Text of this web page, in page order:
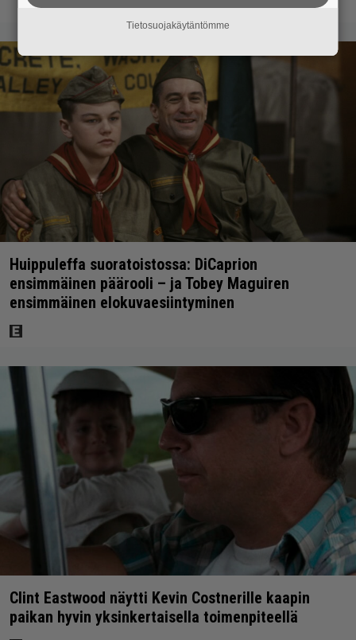
Huippuleffa suoratoistossa: DiCaprion
ensimmäinen päärooli – ja Tobey Maguiren
ensimmäinen elokuvaesiintyminen
Clint Eastwood näytti Kevin Costnerille kaapin
paikan hyvin yksinkertaisella toimenpiteellä
Tietosuojakäytäntömme